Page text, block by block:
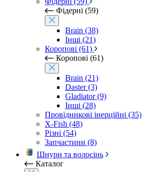
Фідерні (59)
Brain (38)
Інші (21)
Коропові (61)
Коропові (61)
Brain (21)
Daster (3)
Gladiator (9)
Інші (28)
Провідникові інерційні (35)
X-Fish (48)
Різні (54)
Запчастини (8)
Шнури та волосінь
Каталог